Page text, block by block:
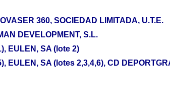
360, SOCIEDAD LIMITADA, U.T.E.
DEVELOPMENT, S.L.
EULEN, SA (lote 2)
EULEN, SA (lotes 2,3,4,6), CD